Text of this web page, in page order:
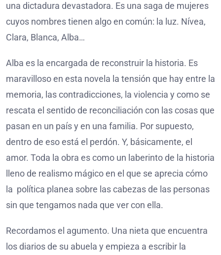
una dictadura devastadora. Es una saga de mujeres
cuyos nombres tienen algo en común: la luz. Nívea,
Clara, Blanca, Alba…
Alba es la encargada de reconstruir la historia. Es
maravilloso en esta novela la tensión que hay entre la
memoria, las contradicciones, la violencia y como se
rescata el sentido de reconciliación con las cosas que
pasan en un país y en una familia. Por supuesto,
dentro de eso está el perdón. Y, básicamente, el
amor. Toda la obra es como un laberinto de la historia
lleno de realismo mágico en el que se aprecia cómo
la política planea sobre las cabezas de las personas
sin que tengamos nada que ver con ella.
Recordamos el agumento. Una nieta que encuentra
los diarios de su abuela y empieza a escribir la